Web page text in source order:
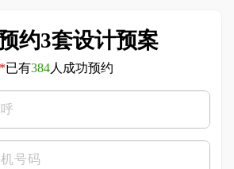
约3套设计预案
*已有384人成功预约